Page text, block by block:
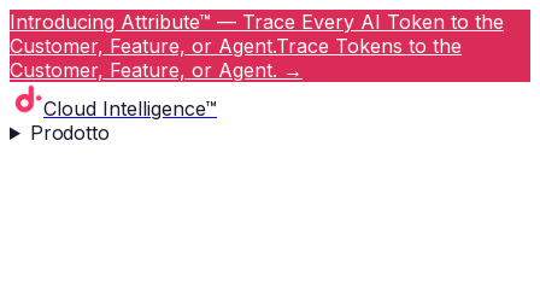
Introducing Attribute™ — Trace Every AI Token to the
Customer, Feature, or Agent.Trace Tokens to the
Customer, Feature, or Agent. →
Cloud Intelligence™
Prodotto